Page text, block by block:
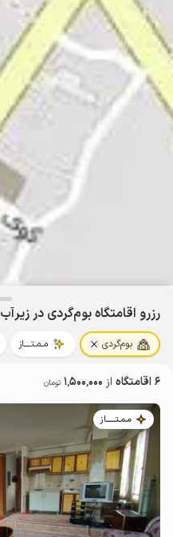
رزرو اقامتگاه بوم‌گردی در زیرآب
بوم‌گردی مـمـتــــاز
6 اقامتگاه از 1٬500٬000 تومان
مـمـتــــــاز